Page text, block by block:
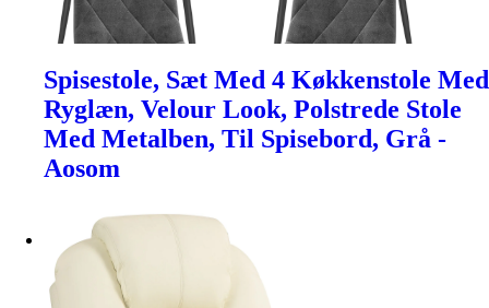
Spisestole, Sæt Med 4 Køkkenstole Med
Ryglæn, Velour Look, Polstrede Stole
Med Metalben, Til Spisebord, Grå -
Aosom